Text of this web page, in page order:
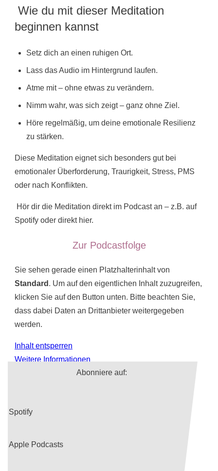
Wie du mit dieser Meditation
beginnen kannst
Setz dich an einen ruhigen Ort.
Lass das Audio im Hintergrund laufen.
Atme mit – ohne etwas zu verändern.
Nimm wahr, was sich zeigt – ganz ohne Ziel.
Höre regelmäßig, um deine emotionale Resilienz
zu stärken.
Diese Meditation eignet sich besonders gut bei
emotionaler Überforderung, Traurigkeit, Stress, PMS
oder nach Konflikten.
Hör dir die Meditation direkt im Podcast an – z.B. auf
Spotify oder direkt hier.
Zur Podcastfolge
Sie sehen gerade einen Platzhalterinhalt von
Standard . Um auf den eigentlichen Inhalt zuzugreifen,
klicken Sie auf den Button unten. Bitte beachten Sie,
dass dabei Daten an Drittanbieter weitergegeben
werden.
Inhalt entsperren
Weitere Informationen
Abonniere auf:
Spotify
Apple Podcasts